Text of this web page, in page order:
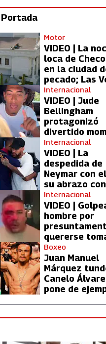
Portada
Motor
VIDEO | La
loca de
en la ciudad
pecado; Las
Internacional
VIDEO | Jude
Bellingham
protagonizó
divertido
con
Real Madrid
Internacional
VIDEO | La
despedida de
Neymar con
su abrazo con
Kylian Mbappé
Internacional
VIDEO |
hombre por
quererse
con Lionel
Boxeo
Juan Manuel
Márquez
Canelo
pone de